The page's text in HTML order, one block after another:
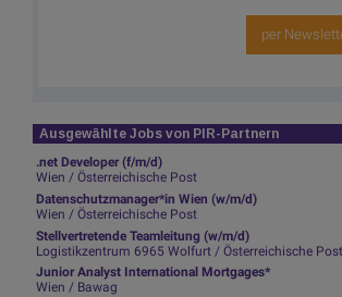
per
Ausgewählte Jobs von PIR-Partnern
.net Developer (f/m/d)
Wien / Österreichische Post
Datenschutzmanager*in Wien (w/m/d)
Wien / Österreichische Post
Stellvertretende Teamleitung (w/m/d)
Logistikzentrum 6965 Wolfurt / Österreichische Post
Junior Analyst International Mortgages*
Wien / Bawag